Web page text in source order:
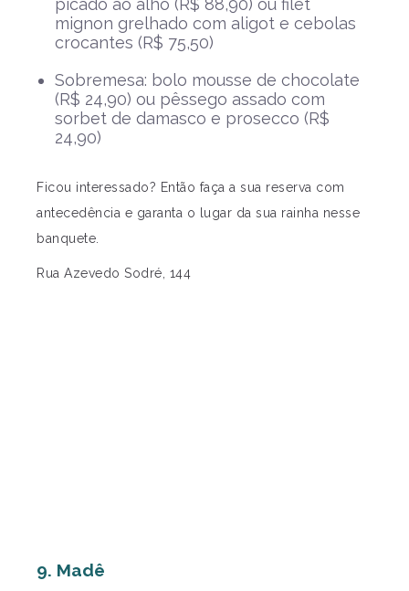
mignon grelhado com aligot e cebolas
crocantes (R$ 75,50)
Sobremesa: bolo mousse de chocolate
(R$ 24,90) ou pêssego assado com
sorbet de damasco e prosecco (R$
24,90)
Ficou interessado? Então faça a sua reserva com
antecedência e garanta o lugar da sua rainha nesse
banquete.
Rua Azevedo Sodré, 144
9. Madê